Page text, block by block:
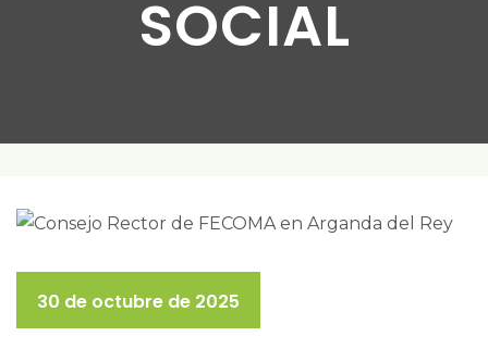
SOCIAL
30 de octubre de 2025